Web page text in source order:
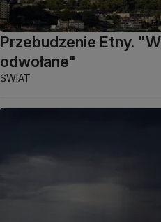
Przebudzenie Etny.
odwołane"
ŚWIAT